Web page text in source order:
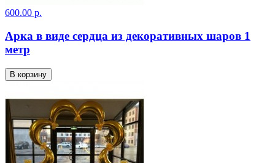
600.00 р.
Арка в виде сердца из декоративных шаров 1
метр
В корзину